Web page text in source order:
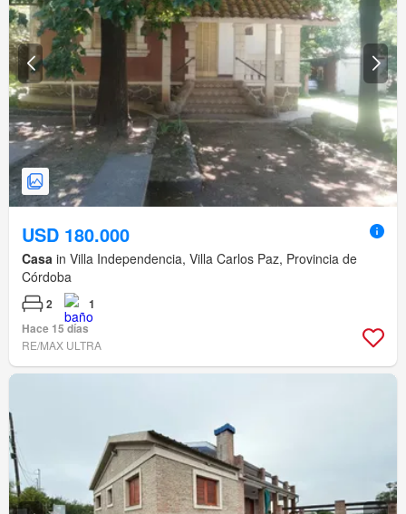
USD 180.000
Casa in Villa Independencia, Villa Carlos Paz, Provincia de
Córdoba
2
1
Hace 15 días
RE/MAX ULTRA